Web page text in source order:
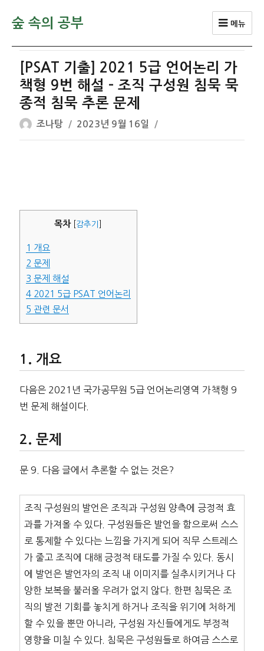
숲 속의 공부 메뉴
[PSAT 기출] 2021 5급 언어논리 가
책형 9번 해설 – 조직 구성원 침묵 묵
종적 침묵 추론 문제
글
쓴
조나탕
작
성
2023년 9월 16일
목차 감추기
1 개요
2 문제
3 문제 해설
42021 5급 PSAT 언어논리
5 관련 문서
개요
다음은 2021년 국가공무원 5급 언어논리영역 가책형 9
번 문제 해설이다.
문제
문 9. 다음 글에서 추론할 수 없는 것은?
조직 구성원의 발언은 조직과 구성원 양측에 긍정적 효
과를 가져올 수 있다. 구성원들은 발언을 함으로써 스스
로 통제할 수 있다는 느낌을 가지게 되어 직무 스트레스
가 줄고 조직에 대해 긍정적 태도를 가질 수 있다. 동시
에 발언은 발언자의 조직 내 이미지를 실추시키거나 다
양한 보복을 불러올 우려가 없지 않다. 한편 침묵은 조
직의 발전 기회를 놓치게 하거나 조직을 위기에 처하게
할 수 있을 뿐만 아니라, 구성원 자신들에게도 부정적
영향을 미칠 수 있다. 침묵은 구성원들로 하여금 스스로